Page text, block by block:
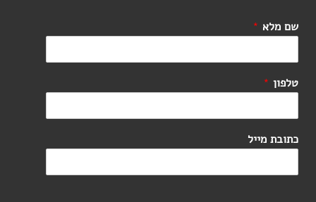
שם מלא *
טלפון *
כתובת מייל